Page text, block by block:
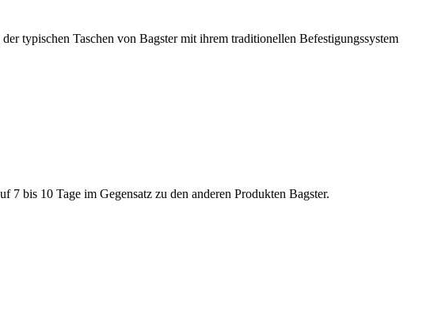
typischen Taschen von Bagster mit ihrem traditionellen Befestigungssystem
bis 10 Tage im Gegensatz zu den anderen Produkten Bagster.